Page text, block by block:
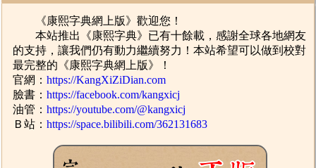
《康熙字典網上版》歡迎您！
本站推出《康熙字典》已有十餘載，感謝全球各地網友
的支持，讓我們仍有動力繼續努力！本站希望可以做到校對
最完整的《康熙字典網上版》！
官網：https://KangXiZiDian.com
臉書：https://facebook.com/kangxicj
油管：https://youtube.com/@kangxicj
Ｂ站：https://space.bilibili.com/362131683